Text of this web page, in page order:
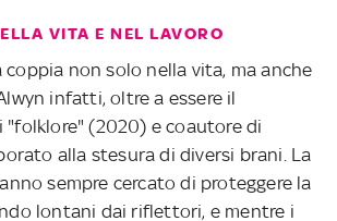
VITA E NEL LAVORO
coppia non solo nella vita, ma anche
infatti, oltre a essere il
(2020) e coautore di
alla stesura di diversi brani. La
sempre cercato di proteggere la
lontani dai riflettori, e mentre i